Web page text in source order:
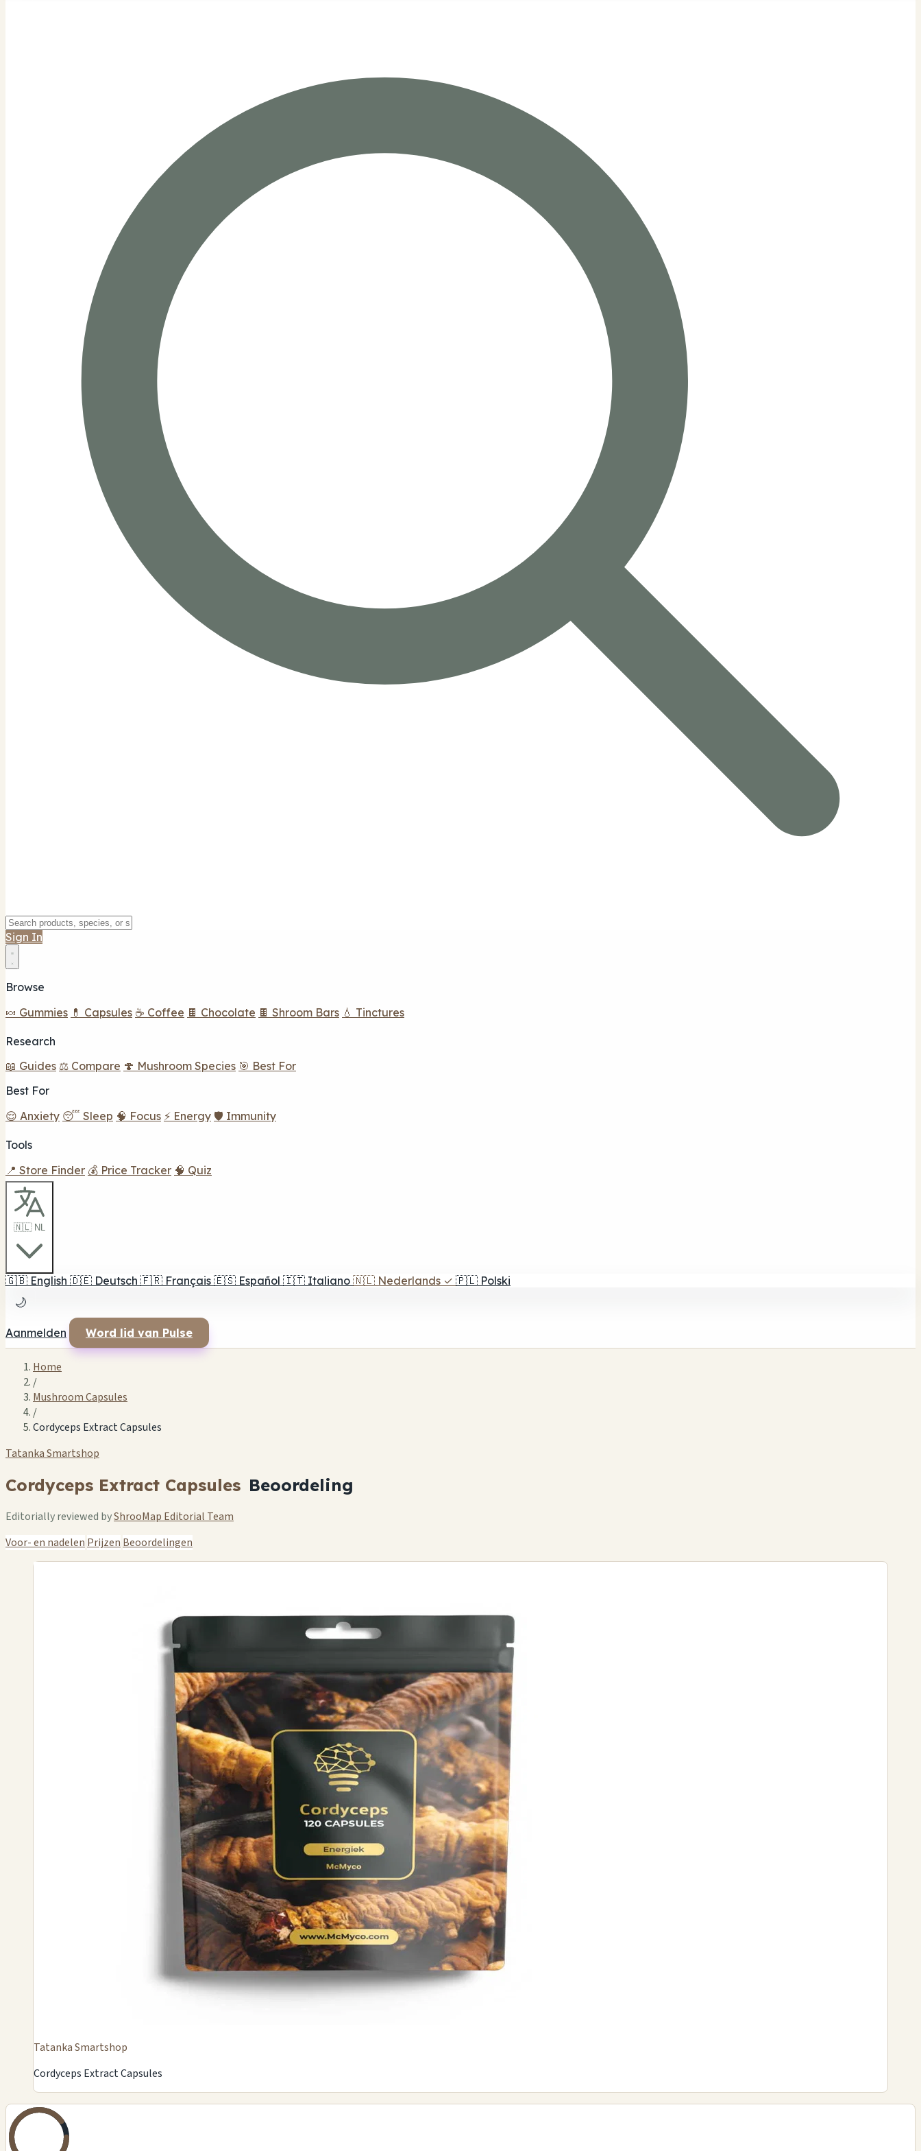
Sign In
Browse
🍬 Gummies 💊 Capsules ☕ Coffee 🍫 Chocolate 🍫 Shroom Bars 💧 Tinctures
Research
📖 Guides ⚖️ Compare 🍄 Mushroom Species 🎯 Best For
Best For
😌 Anxiety 😴 Sleep 🧠 Focus ⚡ Energy 🛡️ Immunity
Tools
📍 Store Finder 💰 Price Tracker 🧠 Quiz
🇳🇱 NL
🇬🇧 English 🇩🇪 Deutsch 🇫🇷 Français 🇪🇸 Español 🇮🇹 Italiano 🇳🇱 Nederlands ✓ 🇵🇱 Polski
🌙
Aanmelden Word lid van Pulse
Home
/
Mushroom Capsules
/
Cordyceps Extract Capsules
Tatanka Smartshop
Cordyceps Extract Capsules Beoordeling
Editorially reviewed byShrooMap Editorial Team
Voor- en nadelen Prijzen Beoordelingen
Tatanka Smartshop
Cordyceps Extract Capsules